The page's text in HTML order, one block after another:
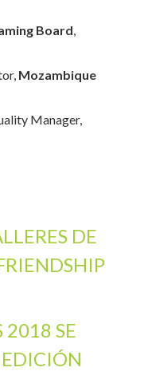
Board
Mozambique
Manager,
DE
2018 SE
EDICIÓN